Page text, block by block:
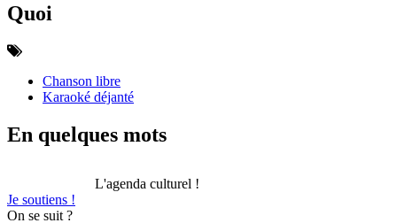
Quoi
Chanson libre
Karaoké déjanté
En quelques mots
L'agenda culturel !
Je soutiens !
On se suit ?